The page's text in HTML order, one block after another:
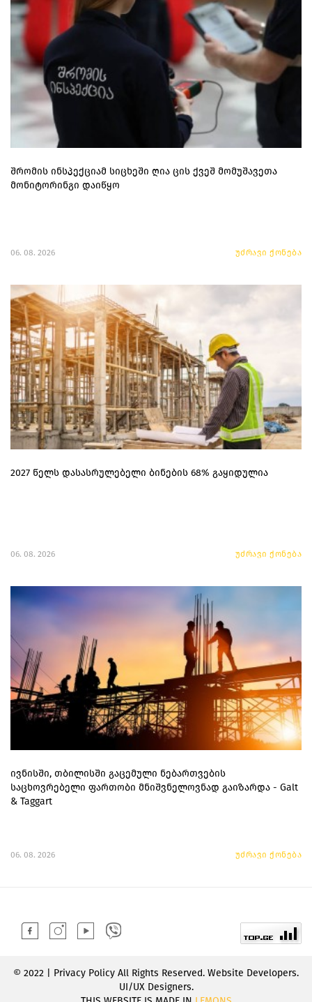
შრომის ინსპექციამ სიცხეში ღია ცის ქვეშ მომუშავეთა
მონიტორინგი დაიწყო
06. 08. 2026 უძრავი ქონება
2027 წელს დასასრულებელი ბინების 68% გაყიდულია
06. 08. 2026 უძრავი ქონება
ივნისში, თბილისში გაცემული ნებართვების
საცხოვრებელი ფართობი მნიშვნელოვნად გაიზარდა - Galt
& Taggart
06. 08. 2026 უძრავი ქონება
© 2022 | Privacy Policy All Rights Reserved. Website Developers.
UI/UX Designers.